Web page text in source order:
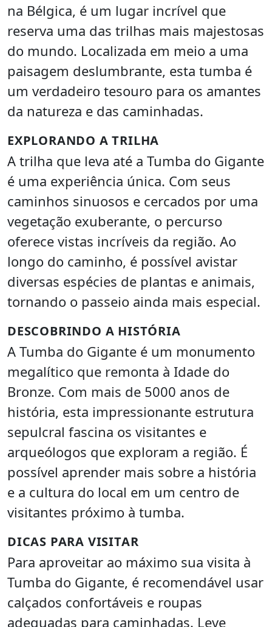
na Bélgica, é um lugar incrível que
reserva uma das trilhas mais majestosas
do mundo. Localizada em meio a uma
paisagem deslumbrante, esta tumba é
um verdadeiro tesouro para os amantes
da natureza e das caminhadas.
EXPLORANDO A TRILHA
A trilha que leva até a Tumba do Gigante
é uma experiência única. Com seus
caminhos sinuosos e cercados por uma
vegetação exuberante, o percurso
oferece vistas incríveis da região. Ao
longo do caminho, é possível avistar
diversas espécies de plantas e animais,
tornando o passeio ainda mais especial.
DESCOBRINDO A HISTÓRIA
A Tumba do Gigante é um monumento
megalítico que remonta à Idade do
Bronze. Com mais de 5000 anos de
história, esta impressionante estrutura
sepulcral fascina os visitantes e
arqueólogos que exploram a região. É
possível aprender mais sobre a história
e a cultura do local em um centro de
visitantes próximo à tumba.
DICAS PARA VISITAR
Para aproveitar ao máximo sua visita à
Tumba do Gigante, é recomendável usar
calçados confortáveis e roupas
adequadas para caminhadas. Leve